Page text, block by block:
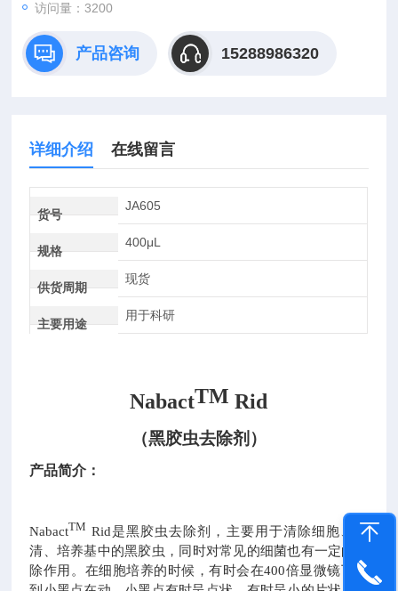
访问量：3200
产品咨询 15288986320
详细介绍 在线留言
货号
JA605
规格
400μL
供货周期
现货
主要用途
用于科研
NabactTMRid
（黑胶虫去除剂 ）
产品简介：
NabactTM Rid是黑胶虫去除剂，主要用于清除细胞、血
清、培养基中的黑胶虫 ，同时对常见的细菌也有一定的清
除作用。 在细胞培养的时候，有时会在400倍显微镜下看